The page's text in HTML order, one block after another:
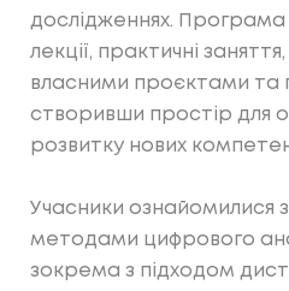
дослідженнях.
лекції, практичні
власними проєктами та
створивши простір для
розвитку нових
Учасники ознайомилися
методами цифрового
зокрема з підходом